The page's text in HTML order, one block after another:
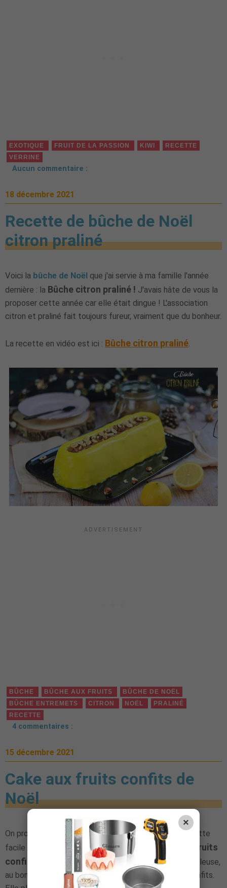
EXOTIQUE FRUIT DE LA PASSION KIWI
RECETTE
VERRINE
Aucun commentaire :
18 décembre 2021
Recette de bûche de Noël
citron praliné
Voici la bûche de Noël que j'ai servie à ma famille l'année
dernière : la Bûche citron praliné ! J'avais hâte de vous la
proposer cette année car elle était dingue ! L'association
citron et praliné fait toujours fureur, vraiment que du bonheur.
La recette en vidéo est ici : Bûche citron praliné.
BÛCHE BÛCHE AUX FRUITS
BÛCHE DE NOËL
BÛCHE ENTREMETS
CITRON NOËL
PRALINÉ
RECETTE
4 commentaires :
15 décembre 2021
Cake aux fruits confits de
Noël
On profite du mois de décembre pour réaliser une recette
facile et très sympa pour les enfants : le
Cake aux fruits
confits sapin de Noël. C'est une recette bien moelleuse,
au bon goût de Noël avec sa cannelle et ses fruits confits.
×